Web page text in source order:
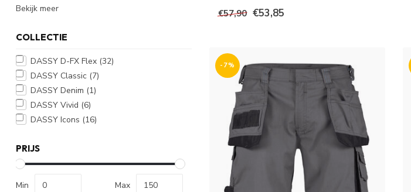
Bekijk meer
COLLECTIE
DASSY D-FX Flex (32)
DASSY Classic (7)
DASSY Denim (1)
DASSY Vivid (6)
DASSY Icons (16)
PRIJS
Min Max
€57,90 €53,85
-7%